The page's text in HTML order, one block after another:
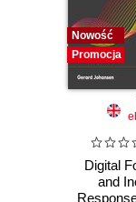
Nowość
Promocja
Digital
and